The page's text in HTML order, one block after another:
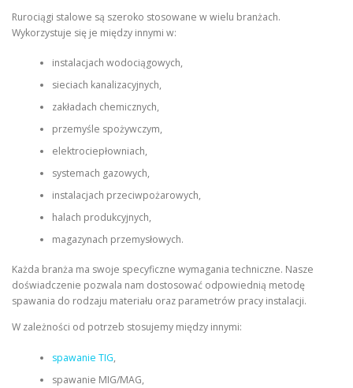
Rurociągi stalowe są szeroko stosowane w wielu branżach.
Wykorzystuje się je między innymi w:
instalacjach wodociągowych,
sieciach kanalizacyjnych,
zakładach chemicznych,
przemyśle spożywczym,
elektrociepłowniach,
systemach gazowych,
instalacjach przeciwpożarowych,
halach produkcyjnych,
magazynach przemysłowych.
Każda branża ma swoje specyficzne wymagania techniczne. Nasze
doświadczenie pozwala nam dostosować odpowiednią metodę
spawania do rodzaju materiału oraz parametrów pracy instalacji.
W zależności od potrzeb stosujemy między innymi:
spawanie TIG,
spawanie MIG/MAG,